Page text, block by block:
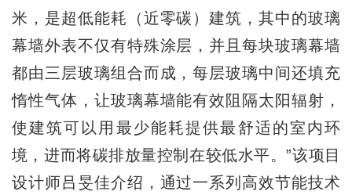
米，是超低能耗（近零碳）建筑，其中的玻璃
幕墙外表不仅有特殊涂层，并且每块玻璃幕墙
都由三层玻璃组合而成，每层玻璃中间还填充
惰性气体，让玻璃幕墙能有效阻隔太阳辐射，
使建筑可以用最少能耗提供最舒适的室内环
境，进而将碳排放量控制在较低水平。”该项目
设计师吕旻佳介绍，通过一系列高效节能技术